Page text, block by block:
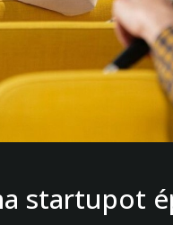
startupot